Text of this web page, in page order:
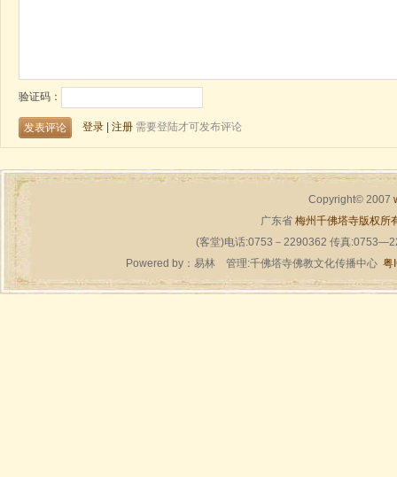
Copyright© 2007
广东省 梅州千佛塔寺版权所
(客堂)电话:0753－2290362 传真
Powered by： 易林管理:千佛塔寺佛教文化传播中心 粤